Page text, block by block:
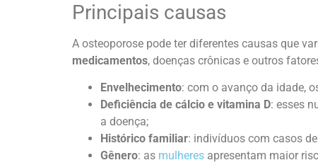
Principais causas
A osteoporose pode ter diferentes causas que
medicamentos, doenças crônicas e outros
Envelhecimento: com o avanço da idade,
Deficiência de cálcio e vitamina D: esses
a doença;
Histórico familiar: indivíduos com casos
Gênero: as mulheres apresentam maior